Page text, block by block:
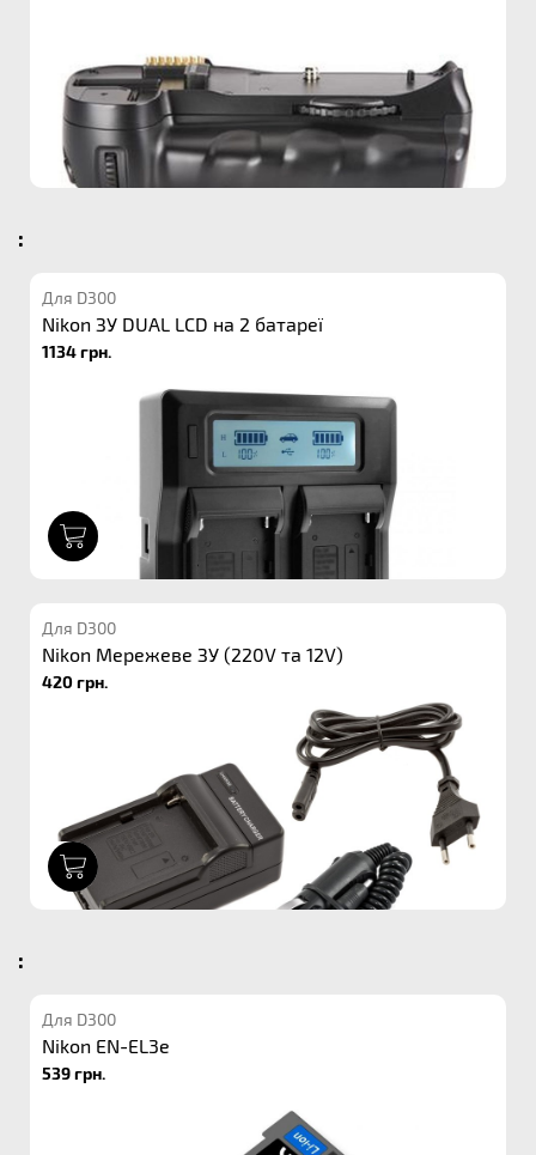
:
Для D300
Nikon ЗУ DUAL LCD на 2 батареї
1134 грн.
Для D300
Nikon Мережеве ЗУ (220V та 12V)
420 грн.
:
Для D300
Nikon EN-EL3e
539 грн.